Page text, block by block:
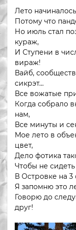
Лето
Потому что
Но июль стал
кураж,
И Ступени в
вираж!
Вайб,
сикрэт…
Все вожатые
Когда собрало
нам,
Все минуты и
Мое лето в
цвет,
Дело фотика
Чтобы не
В Островке на
Я запомню это
Говорю до
друг!